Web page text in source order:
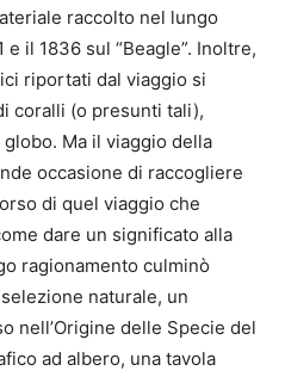
raccolto nel lungo
il 1836 sul “Beagle”. Inoltre,
riportati dal viaggio si
coralli (o presunti tali),
Ma il viaggio della
occasione di raccogliere
di quel viaggio che
dare un significato alla
ragionamento culminò
naturale, un
nell’Origine delle Specie del
ad albero, una tavola